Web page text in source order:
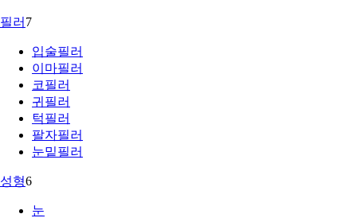
필러 7
입술필러
이마필러
코필러
귀필러
턱필러
팔자필러
눈밑필러
성형6
눈